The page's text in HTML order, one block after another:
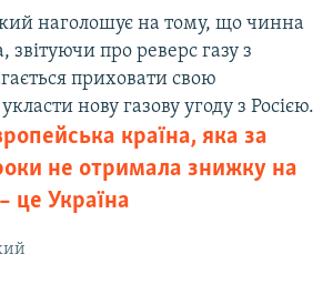
наголошує на тому, що чинна
звітуючи про реверс газу з
приховати свою
нову газову угоду з Росією.
країна, яка за
не отримала знижку на
– це Україна